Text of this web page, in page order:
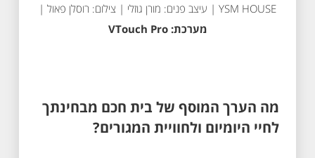
YSM HOUSE | עיצב פנים: מורן גוזלי | צילום: רוסלן פאול |
מערכת: VTouch Pro
מה הערך המוסף של בית חכם מבחינתך
לחיי היומיום ולחוויית המגורים?